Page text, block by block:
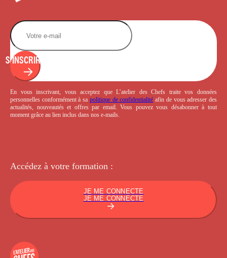
S'INSCRIRE
En vous inscrivant, vous acceptez que L’atelier des Chefs traite vos données
personnelles conformément à sa politique de confidentialité afin de vous adresser des
actualités, nouveautés et offres par email. Vous pouvez vous désabonner à tout
moment grâce au lien inclus dans nos e-mails.
Accédez à votre formation :
JE ME CONNECTE
JE ME CONNECTE